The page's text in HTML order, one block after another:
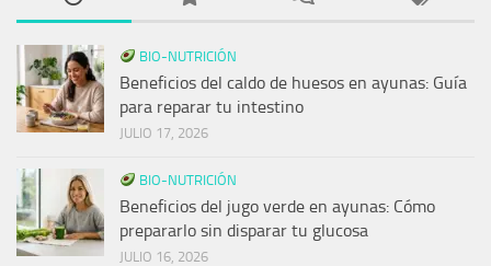
BIO-NUTRICIÓN
Beneficios del caldo de huesos en ayunas: Guía
para reparar tu intestino
JULIO 17, 2026
BIO-NUTRICIÓN
Beneficios del jugo verde en ayunas: Cómo
prepararlo sin disparar tu glucosa
JULIO 16, 2026